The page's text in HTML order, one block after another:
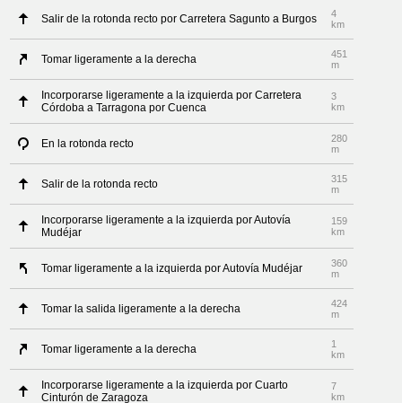
Salir de la rotonda recto por Carretera Sagunto a Burgos
4
km
Tomar ligeramente a la derecha
451
m
Incorporarse ligeramente a la izquierda por Carretera
Córdoba a Tarragona por Cuenca
3
km
En la rotonda recto
280
m
Salir de la rotonda recto
315
m
Incorporarse ligeramente a la izquierda por Autovía
Mudéjar
159
km
Tomar ligeramente a la izquierda por Autovía Mudéjar
360
m
Tomar la salida ligeramente a la derecha
424
m
Tomar ligeramente a la derecha
1
km
Incorporarse ligeramente a la izquierda por Cuarto
Cinturón de Zaragoza
7
km